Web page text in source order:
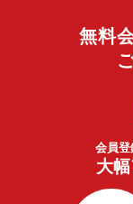
無料
会員登
大幅